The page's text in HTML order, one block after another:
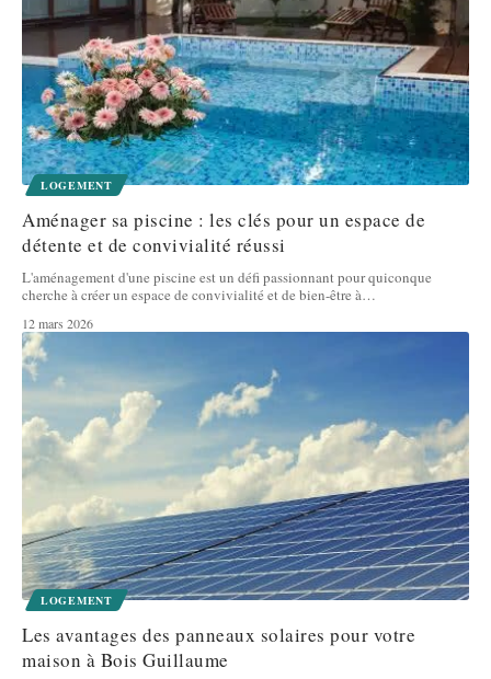
LOGEMENT
Aménager sa piscine : les clés pour un espace de
détente et de convivialité réussi
L'aménagement d'une piscine est un défi passionnant pour quiconque
cherche à créer un espace de convivialité et de bien-être à…
12 mars 2026
LOGEMENT
Les avantages des panneaux solaires pour votre
maison à Bois Guillaume